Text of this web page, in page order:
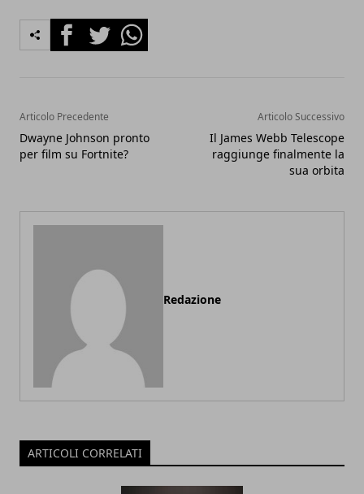
FacebookTwitterWhatsapp
Articolo Precedente
Dwayne Johnson pronto
per film su Fortnite?
Articolo Successivo
Il James Webb Telescope
raggiunge finalmente la
sua orbita
Redazione
ARTICOLI CORRELATI